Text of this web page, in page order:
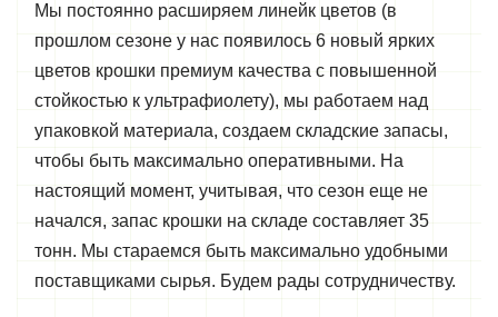
Мы постоянно расширяем линейк цветов (в
прошлом сезоне у нас появилось 6 новый ярких
цветов крошки премиум качества с повышенной
стойкостью к ультрафиолету), мы работаем над
упаковкой материала, создаем складские запасы,
чтобы быть максимально оперативными. На
настоящий момент, учитывая, что сезон еще не
начался, запас крошки на складе составляет 35
тонн. Мы стараемся быть максимально удобными
поставщиками сырья. Будем рады сотрудничеству.